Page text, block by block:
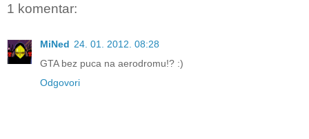
1 komentar:
MiNed 24. 01. 2012. 08:28
GTA bez puca na aerodromu!? :)
Odgovori